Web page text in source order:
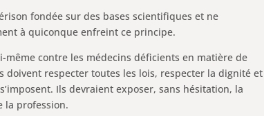
fondée sur des bases scientifiques et ne
à quiconque enfreint ce principe.
contre les médecins déficients en matière de
doivent respecter toutes les lois, respecter la dignité et
Ils devraient exposer, sans hésitation, la
la profession.